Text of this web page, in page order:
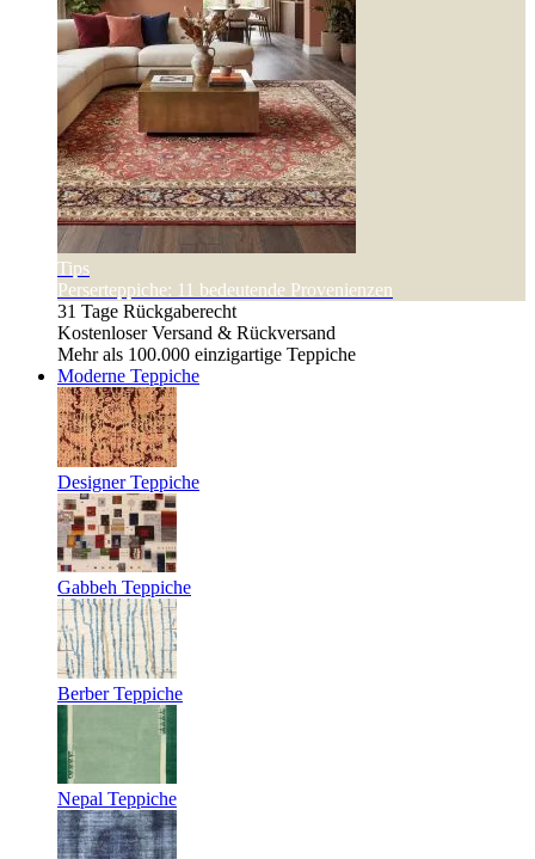
Tips
Perserteppiche: 11 bedeutende Provenienzen
31 Tage Rückgaberecht
Kostenloser Versand & Rückversand
Mehr als 100.000 einzigartige Teppiche
Moderne Teppiche
Designer Teppiche
Gabbeh Teppiche
Berber Teppiche
Nepal Teppiche